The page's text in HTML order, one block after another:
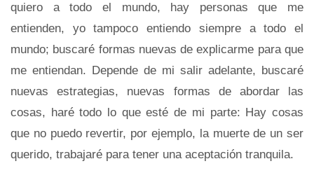
quiero a todo el mundo, hay personas que me
entienden, yo tampoco entiendo siempre a todo el
mundo; buscaré formas nuevas de explicarme para que
me entiendan. Depende de mi salir adelante, buscaré
nuevas estrategias, nuevas formas de abordar las
cosas, haré todo lo que esté de mi parte: Hay cosas
que no puedo revertir, por ejemplo, la muerte de un ser
querido, trabajaré para tener una aceptación tranquila.